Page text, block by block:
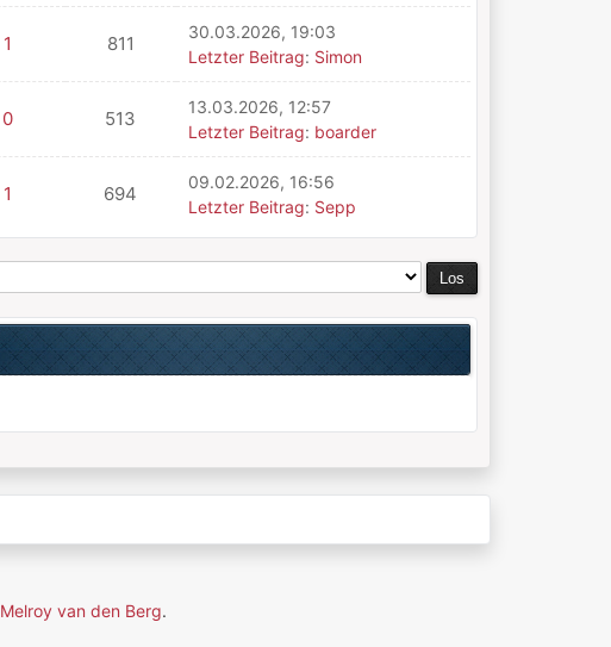
1 811
30.03.2026, 19:03
Letzter Beitrag: Simon
0 513
13.03.2026, 12:57
Letzter Beitrag: boarder
1 694
09.02.2026, 16:56
Letzter Beitrag: Sepp
Melroy van den Berg.